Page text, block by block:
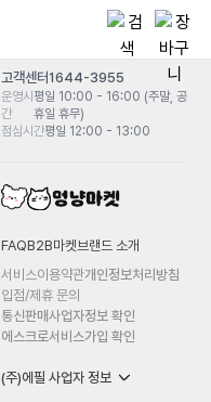
고객센터1644-3955
운영시
간
평일 10:00 - 16:00 (주말, 공
휴일 휴무)
점심시간평일 12:00 - 13:00
FAQB2B마켓 브랜드 소개
서비스이용약관개인정보처리방침
입점/제휴 문의
통신판매사업자정보 확인
에스크로서비스가입 확인
(주)에필 사업자 정보